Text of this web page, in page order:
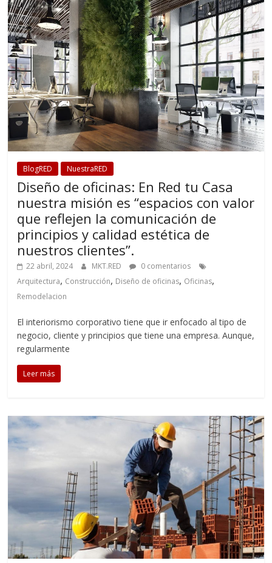
BlogRED NuestraRED
Diseño de oficinas: En Red tu Casa
nuestra misión es “espacios con valor
que reflejen la comunicación de
principios y calidad estética de
nuestros clientes”.
22 abril, 2024 MKT.RED
0 comentarios
Arquitectura, Construcción, Diseño de oficinas, Oficinas,
Remodelacion
El interiorismo corporativo tiene que ir enfocado al tipo de
negocio, cliente y principios que tiene una empresa. Aunque,
regularmente
Leer más